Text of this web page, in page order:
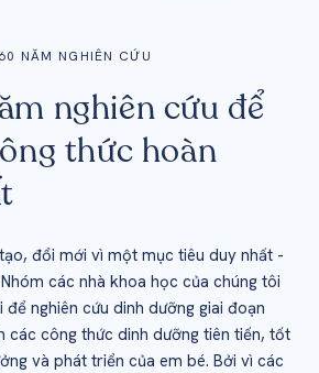
NĂM NGHIÊN CỨU
nghiên cứu để
thức hoàn
đổi mới vì một mục tiêu duy nhất -
các nhà khoa học của chúng tôi
nghiên cứu dinh dưỡng giai đoạn
các công thức dinh dưỡng tiên tiến, tốt
và phát triển của em bé. Bởi vì các